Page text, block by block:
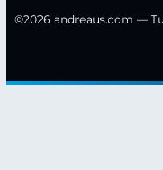
©2026 andreaus.com —